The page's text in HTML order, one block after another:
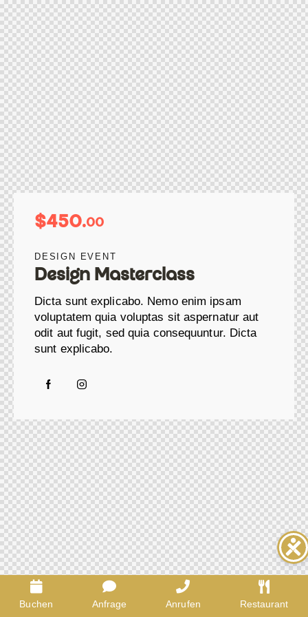
$450.00
DESIGN EVENT
Design Masterclass
Dicta sunt explicabo. Nemo enim ipsam
voluptatem quia voluptas sit aspernatur aut
odit aut fugit, sed quia consequuntur. Dicta
sunt explicabo.
Buchen Anfrage Anrufen Restaurant